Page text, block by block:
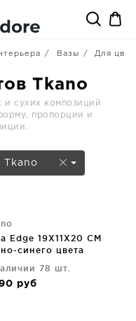
Вазы Для
Tkano
и сухих композиций
пропорции и
Tkano
Edge 19X11X20 CM
синего цвета
78 шт.
руб